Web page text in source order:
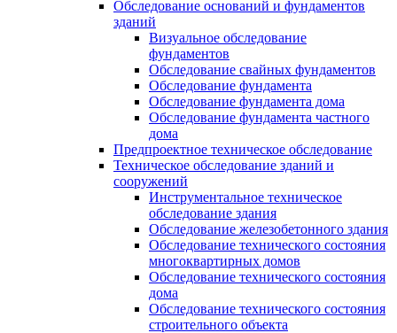
Обследование оснований и фундаментов
зданий
Визуальное обследование
фундаментов
Обследование свайных фундаментов
Обследование фундамента
Обследование фундамента дома
Обследование фундамента частного
дома
Предпроектное техническое обследование
Техническое обследование зданий и
сооружений
Инструментальное техническое
обследование здания
Обследование железобетонного здания
Обследование технического состояния
многоквартирных домов
Обследование технического состояния
дома
Обследование технического состояния
строительного объекта